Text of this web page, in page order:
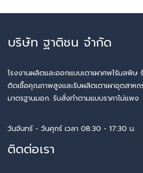
บริษัท ฐาติชน จำกัด
โรงงานผลิตและออกแบบเตาเผาศพไร้มลพิษ
ติดเชื้อคุณภาพสูงและรับผลิตเตาเผาอุตสาห
มาตรฐานมอก. รับสั่งทำตามแบบราคาไม่แพง
วันจันทร์ - วันศุกร์ เวลา 08:30 - 17:30 น.
ติดต่อเรา